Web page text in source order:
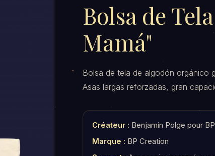
Bolsa de
Mamá"
Bolsa de tela de algodón orgánico
Asas largas reforzadas, gran
Créateur : Benjamin Polge pour
Marque : BP Creation